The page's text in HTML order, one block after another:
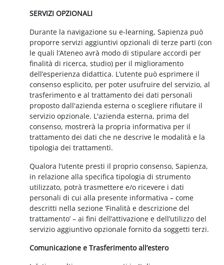
SERVIZI OPZIONALI
Durante la navigazione su e-learning, Sapienza può
proporre servizi aggiuntivi opzionali di terze parti (con
le quali l’Ateneo avrà modo di stipulare accordi per
finalità di ricerca, studio) per il miglioramento
dell’esperienza didattica. L’utente può esprimere il
consenso esplicito, per poter usufruire del servizio, al
trasferimento e al trattamento dei dati personali
proposto dall'azienda esterna o scegliere rifiutare il
servizio opzionale. L'azienda esterna, prima del
consenso, mostrerà la propria informativa per il
trattamento dei dati che ne descrive le modalità e la
tipologia dei trattamenti.
Qualora l’utente presti il proprio consenso, Sapienza,
in relazione alla specifica tipologia di strumento
utilizzato, potrà trasmettere e/o ricevere i dati
personali di cui alla presente informativa – come
descritti nella sezione ‘Finalità e descrizione del
trattamento’ – ai fini dell’attivazione e dell’utilizzo del
servizio aggiuntivo opzionale fornito da soggetti terzi.
Comunicazione e Trasferimento all’estero